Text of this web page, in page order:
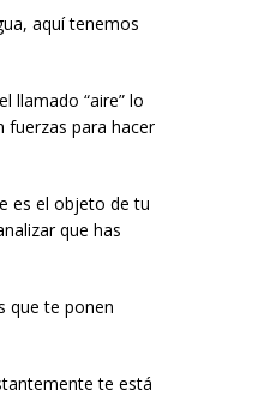
aquí tenemos
llamado “aire” lo
fuerzas para hacer
es el objeto de tu
que has
que te ponen
te está